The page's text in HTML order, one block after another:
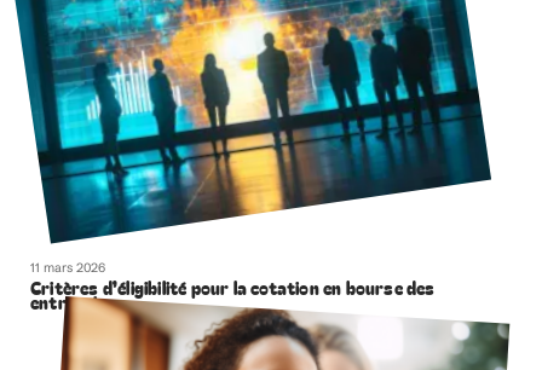
11 mars 2026
Critères d’éligibilité pour la cotation en bourse des
entreprises